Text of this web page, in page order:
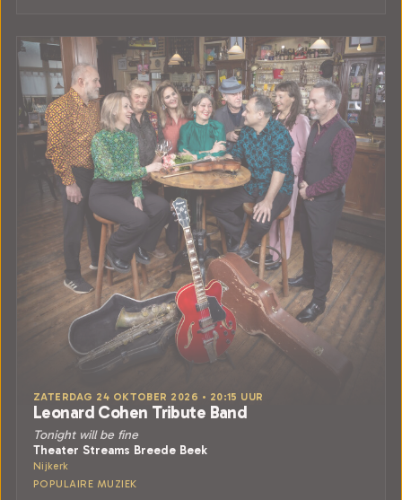
ZATERDAG 24 OKTOBER 2026 • 20:15 UUR
Leonard Cohen Tribute Band
Tonight will be fine
Theater Streams Breede Beek
Nijkerk
POPULAIRE MUZIEK